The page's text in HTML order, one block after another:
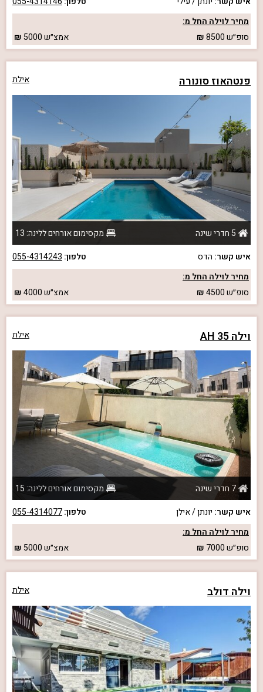
מחיר לוילה החל מ:
סופ״ש8500 אמצ״ש5000
פנטהאוז סונורה אילת
5 חדרי שינה
מקסימום אורחים ללינה: 13
איש קשר: הדס טלפון: 055-4314243
מחיר לוילה החל מ:
סופ״ש4500 אמצ״ש4000
וילה AH 35 אילת
7 חדרי שינה
מקסימום אורחים ללינה: 15
איש קשר: יונתן / אילן טלפון:055-4314077
מחיר לוילה החל מ:
סופ״ש7000 אמצ״ש5000
וילה דולב אילת